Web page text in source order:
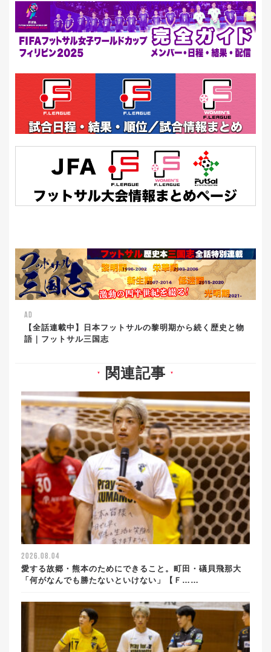
AD
【全話連載中】日本フットサルの黎明期から続く歴史と物
語｜フットサル三国志
▼ 関連記事 ▼
2026.08.04
愛する故郷・熊本のためにできること。町田・礒貝飛那大
「何がなんでも勝たないといけない」【Ｆ……